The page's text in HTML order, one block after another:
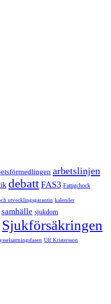
arbetslinjen
debatt FAS3 Fattigchock
utvecklingsgarantin kalender
samhälle sjukdom
Sjukförsäkringen
Ulf Kristersson